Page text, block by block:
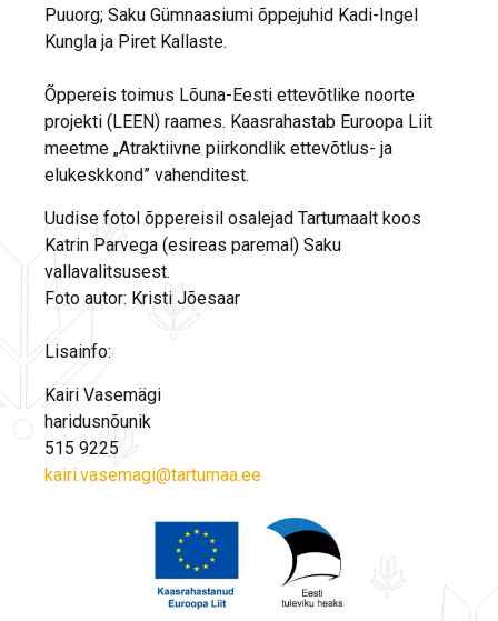
Puuorg; Saku Gümnaasiumi õppejuhid Kadi-Ingel
Kungla ja Piret Kallaste.
Õppereis toimus Lõuna-Eesti ettevõtlike noorte
projekti (LEEN) raames. Kaasrahastab Euroopa Liit
meetme „Atraktiivne piirkondlik ettevõtlus- ja
elukeskkond” vahenditest.
Uudise fotol õppereisil osalejad Tartumaalt koos
Katrin Parvega (esireas paremal) Saku
vallavalitsusest.
Foto autor: Kristi Jõesaar
Lisainfo:
Kairi Vasemägi
haridusnõunik
515 9225
kairi.vasemagi@tartumaa.ee